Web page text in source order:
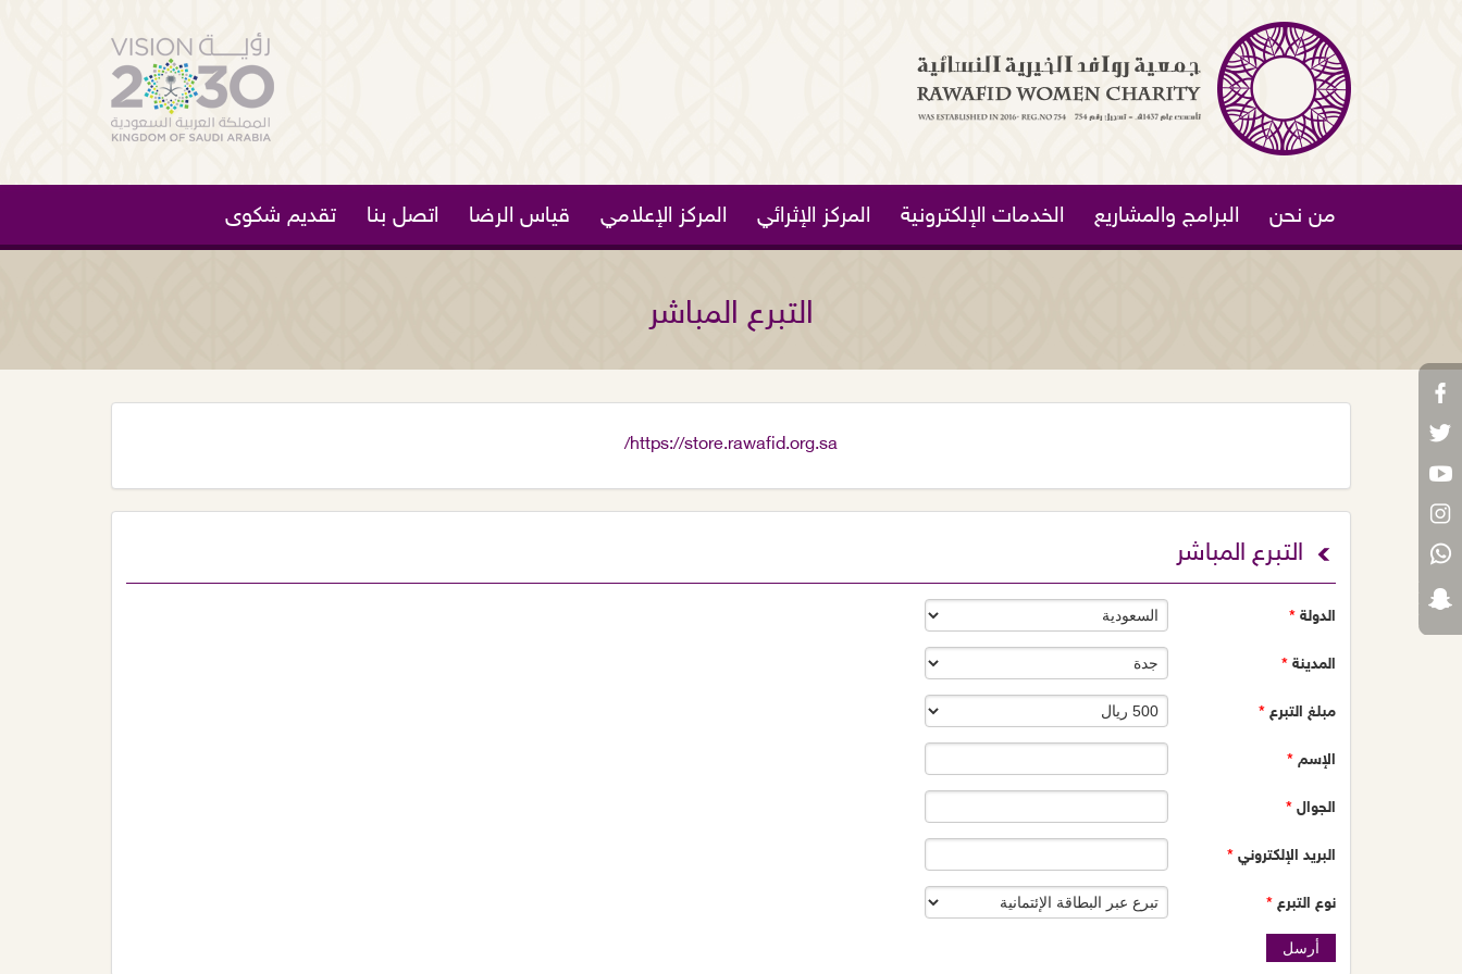
من نحن البرامج والمشاريع الخدمات الإلكترونية المركز الإثرائي المركز الإعلامي قياس الرضا اتصل بنا تقديم شكوى
التبرع المباشر
https://store.rawafid.org.sa/
التبرع المباشر
الدولة *
المدينة *
مبلغ التبرع *
الإسم *
الجوال *
البريد الإلكتروني *
نوع التبرع *